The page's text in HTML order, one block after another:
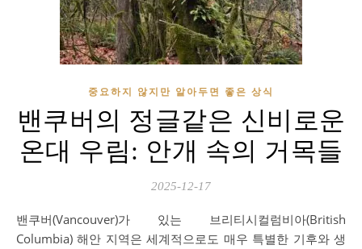
중요하지 않지만 알아두면 좋은 상식
밴쿠버의 정글같은 신비로운
온대 우림: 안개 속의 거목들
2025-12-17
밴쿠버(Vancouver)가 있는 브리티시컬럼비아(British
Columbia) 해안 지역은 세계적으로도 매우 특별한 기후와 생